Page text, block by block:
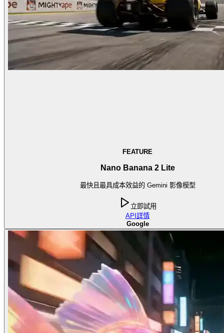
FEATURE
Nano Banana 2 Lite
最快且最具成本效益的 Gemini 影像模型
立即試用
API 詳情
Google